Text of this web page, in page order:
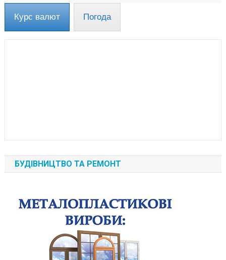
Курс валют Погода
БУДІВНИЦТВО ТА РЕМОНТ